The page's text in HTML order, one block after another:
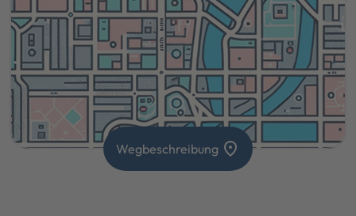
Wegbeschreibung location_on